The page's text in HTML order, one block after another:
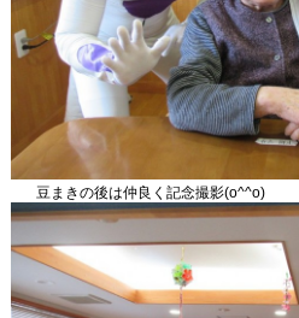
豆まきの後は仲良く記念撮影(o^^o)